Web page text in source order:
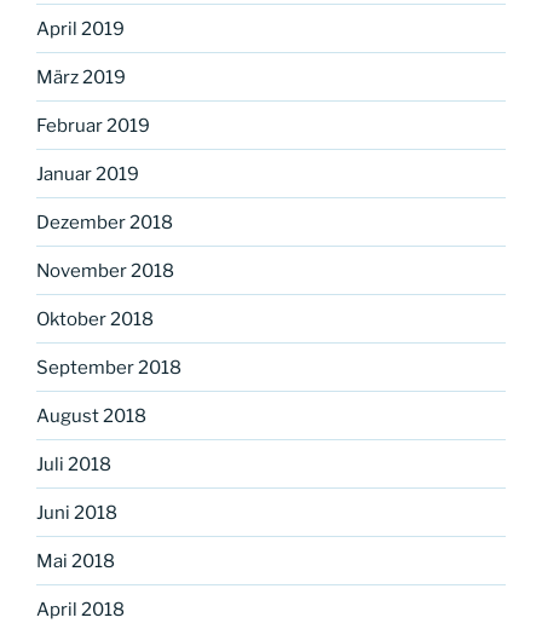
April 2019
März 2019
Februar 2019
Januar 2019
Dezember 2018
November 2018
Oktober 2018
September 2018
August 2018
Juli 2018
Juni 2018
Mai 2018
April 2018